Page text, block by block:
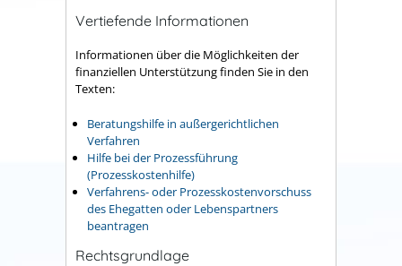
Vertiefende Informationen
Informationen über die Möglichkeiten der
finanziellen Unterstützung finden Sie in den
Texten:
Beratungshilfe in außergerichtlichen
Verfahren
Hilfe bei der Prozessführung
(Prozesskostenhilfe)
Verfahrens- oder Prozesskostenvorschuss
des Ehegatten oder Lebenspartners
beantragen
Rechtsgrundlage